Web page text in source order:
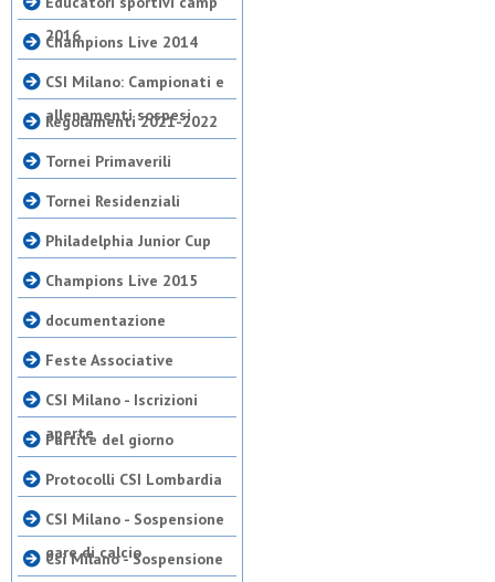
2016
Champions Live 2014
CSI Milano: Campionati e
allenamenti sospesi
Regolamenti 2021-2022
Tornei Primaverili
Tornei Residenziali
Philadelphia Junior Cup
Champions Live 2015
documentazione
Feste Associative
CSI Milano - Iscrizioni
aperte
Partite del giorno
Protocolli CSI Lombardia
CSI Milano - Sospensione
gare di calcio
Csi Milano - Sospensione